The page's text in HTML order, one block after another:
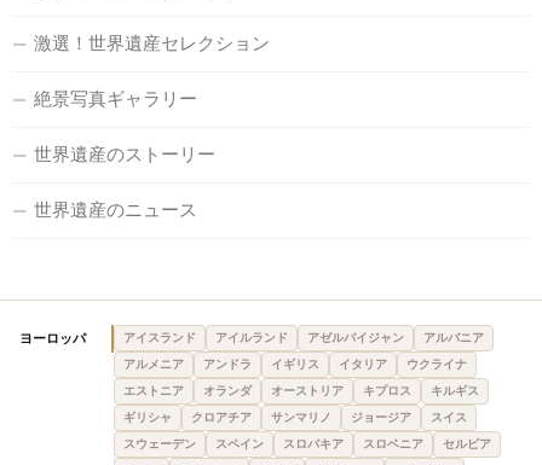
激選！世界遺産セレクション
絶景写真ギャラリー
世界遺産のストーリー
世界遺産のニュース
ヨーロッパ アイスランド アイルランド アゼルバイジャン
アルバニア
アルメニア
アンドラ イギリス イタリア
ウクライナ
エストニア
オランダ オーストリア キプロス
キルギス
ギリシャ
クロアチア サンマリノ ジョージア
スイス
スウェーデン
スペイン スロバキア スロベニア
セルビア